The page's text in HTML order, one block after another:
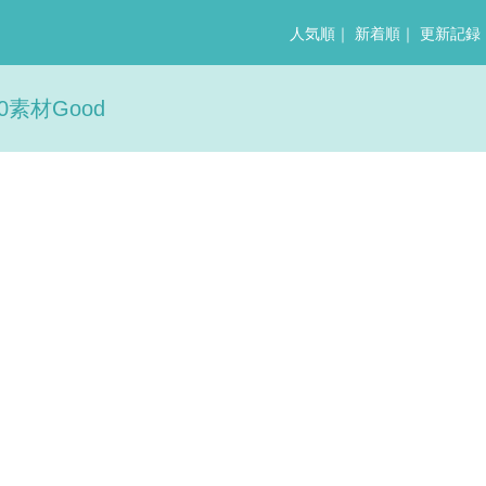
人気順 ｜ 新着順 ｜ 更新記録
材Good